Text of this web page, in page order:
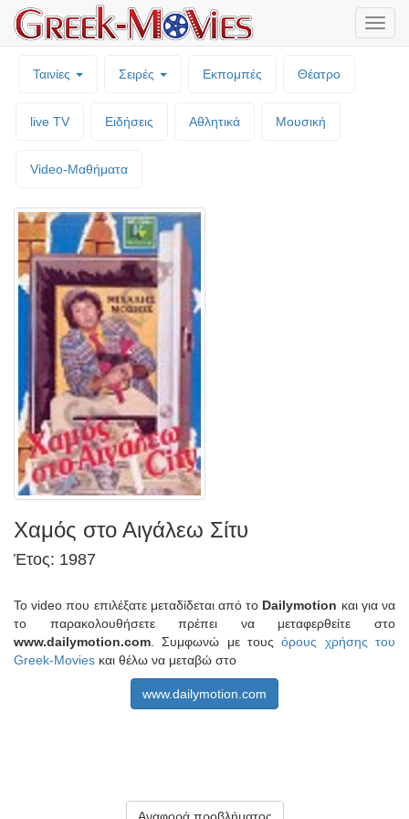
Ταινίες Σειρές Εκπομπές Θέατρο
live TV Ειδήσεις Αθλητικά Μουσική
Video-Mαθήματα
Χαμός στο Αιγάλεω Σίτυ
Έτος: 1987
Το video που επιλέξατε μεταδίδεται από το Dailymotion και για να
το παρακολουθήσετε πρέπει να μεταφερθείτε στο
www.dailymotion.com . Συμφωνώ με τουςόρους χρήσης του
Greek-Movies και θέλω να μεταβώ στο
www.dailymotion.com